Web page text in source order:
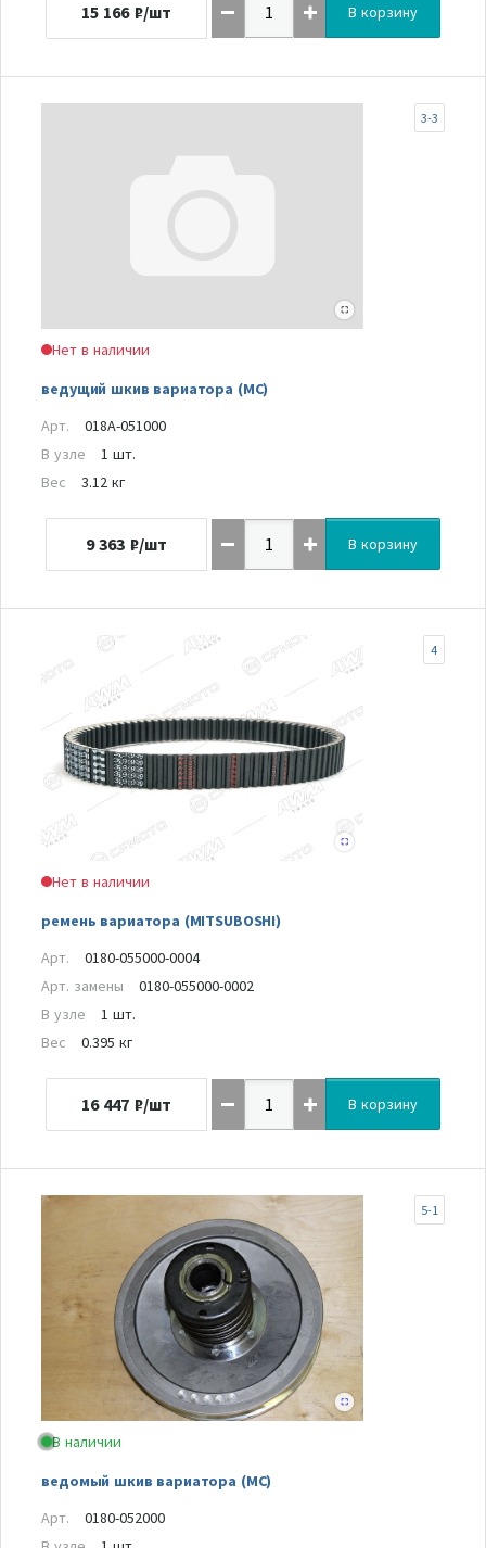
15 166 ₽/шт В корзину
Нет в наличии
ведущий шкив вариатора (MC)
3-3
Арт.
018A-051000
В узле
1 шт.
Вес
3.12 кг
9 363 ₽/шт В корзину
Нет в наличии
ремень вариатора (MITSUBOSHI)
4
Арт.
0180-055000-0004
Арт. замены
0180-055000-0002
В узле
1 шт.
Вес
0.395 кг
16 447 ₽/шт В корзину
В наличии
ведомый шкив вариатора (MC)
5-1
Арт.
0180-052000